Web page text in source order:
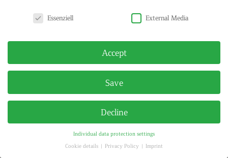
IMPRINT
PRIVACY POLICY
© HELGA MARIA KLOSTERFELDE | ALL RIGHTS RESERVED
Essenziell
External Media
Accept
Save
Decline
Individual data protection settings
Cookie details
Privacy Policy Imprint